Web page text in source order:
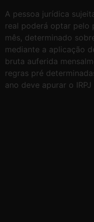
A pessoa jurídica
real poderá optar pelo
mês, determinado
mediante a aplicação
bruta auferida
regras pré
ano deve apurar o